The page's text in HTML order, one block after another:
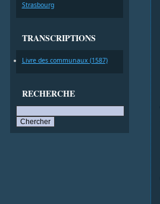
Strasbourg
TRANSCRIPTIONS
Livre des communaux (1587)
RECHERCHE